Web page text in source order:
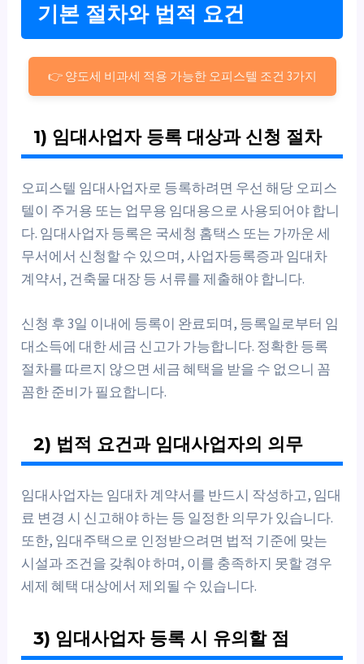
기본 절차와 법적 요건
👉 양도세 비과세 적용 가능한 오피스텔 조건 3가지
1) 임대사업자 등록 대상과 신청 절차
오피스텔 임대사업자로 등록하려면 우선 해당 오피스
텔이 주거용 또는 업무용 임대용으로 사용되어야 합니
다. 임대사업자 등록은 국세청 홈택스 또는 가까운 세
무서에서 신청할 수 있으며, 사업자등록증과 임대차
계약서, 건축물 대장 등 서류를 제출해야 합니다.
신청 후 3일 이내에 등록이 완료되며, 등록일로부터 임
대소득에 대한 세금 신고가 가능합니다. 정확한 등록
절차를 따르지 않으면 세금 혜택을 받을 수 없으니 꼼
꼼한 준비가 필요합니다.
2) 법적 요건과 임대사업자의 의무
임대사업자는 임대차 계약서를 반드시 작성하고, 임대
료 변경 시 신고해야 하는 등 일정한 의무가 있습니다.
또한, 임대주택으로 인정받으려면 법적 기준에 맞는
시설과 조건을 갖춰야 하며, 이를 충족하지 못할 경우
세제 혜택 대상에서 제외될 수 있습니다.
3) 임대사업자 등록 시 유의할 점